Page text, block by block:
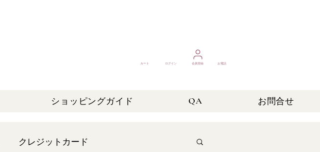
カート ログイン ​会員登録 お電話
ショッピングガイド QA お問合せ
クレジットカード